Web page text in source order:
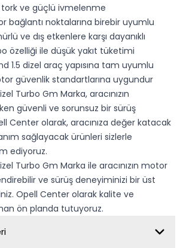
tork ve güçlü ivmelenme
bağlantı noktalarına birebir uyumlu
ve dış etkenlere karşı dayanıklı
özelliği ile düşük yakıt tüketimi
1.5 dizel araç yapısına tam uyumlu
güvenlik standartlarına uygundur
Turbo Gm Marka, aracınızın
güvenli ve sorunsuz bir sürüş
Center olarak, aracınıza değer katacak
sağlayacak ürünleri sizlerle
ediyoruz.
Turbo Gm Marka ile aracınızın motor
ve sürüş deneyiminizi bir üst
Opell Center olarak kalite ve
ön planda tutuyoruz.